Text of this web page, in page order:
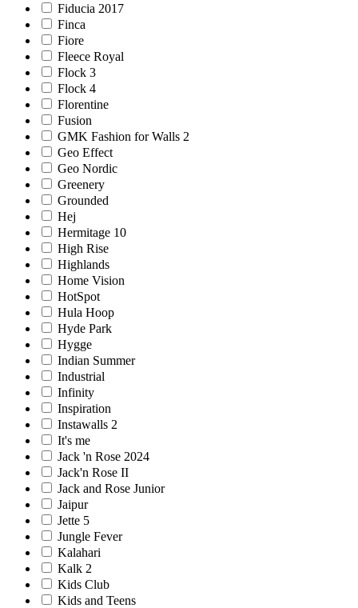
Fiducia 2017
Finca
Fiore
Fleece Royal
Flock 3
Flock 4
Florentine
Fusion
GMK Fashion for Walls 2
Geo Effect
Geo Nordic
Greenery
Grounded
Hej
Hermitage 10
High Rise
Highlands
Home Vision
HotSpot
Hula Hoop
Hyde Park
Hygge
Indian Summer
Industrial
Infinity
Inspiration
Instawalls 2
It's me
Jack 'n Rose 2024
Jack'n Rose II
Jack and Rose Junior
Jaipur
Jette 5
Jungle Fever
Kalahari
Kalk 2
Kids Club
Kids and Teens